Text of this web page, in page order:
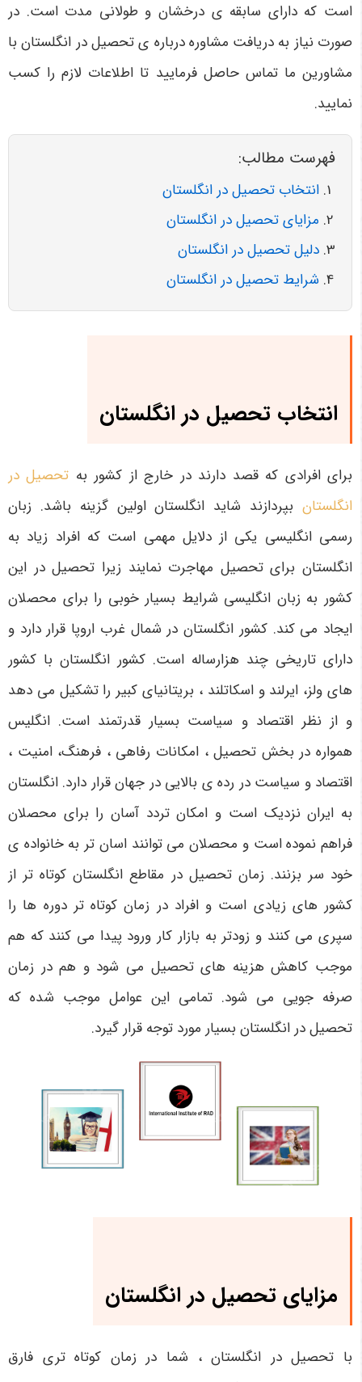
است که دارای سابقه ی درخشان و طولانی مدت است. در
صورت نیاز به دریافت مشاوره درباره ی تحصیل در انگلستان با
مشاورین ما تماس حاصل فرمایید تا اطلاعات لازم را کسب
نمایید.
فهرست مطالب:
انتخاب تحصیل در انگلستان
مزایای تحصیل در انگلستان
دلیل تحصیل در انگلستان
شرایط تحصیل در انگلستان
انتخاب تحصیل در انگلستان
برای افرادی که قصد دارند در خارج از کشور به تحصیل در
انگلستانبپردازند شاید انگلستان اولین گزینه باشد. زبان
رسمی انگلیسی یکی از دلایل مهمی است که افراد زیاد به
انگلستان برای تحصیل مهاجرت نمایند زیرا تحصیل در این
کشور به زبان انگلیسی شرایط بسیار خوبی را برای محصلان
ایجاد می کند. کشور انگلستان در شمال غرب اروپا قرار دارد و
دارای تاریخی چند هزارساله است. کشور انگلستان با کشور
های ولز، ایرلند و اسکاتلند ، بریتانیای کبیر را تشکیل می دهد
و از نظر اقتصاد و سیاست بسیار قدرتمند است. انگلیس
همواره در بخش تحصیل ، امکانات رفاهی ، فرهنگ، امنیت ،
اقتصاد و سیاست در رده ی بالایی در جهان قرار دارد. انگلستان
به ایران نزدیک است و امکان تردد آسان را برای محصلان
فراهم نموده است و محصلان می توانند اسان تر به خانواده ی
خود سر بزنند. زمان تحصیل در مقاطع انگلستان کوتاه تر از
کشور های زیادی است و افراد در زمان کوتاه تر دوره ها را
سپری می کنند و زودتر به بازار کار ورود پیدا می کنند که هم
موجب کاهش هزینه های تحصیل می شود و هم در زمان
صرفه جویی می شود. تمامی این عوامل موجب شده که
تحصیل در انگلستان بسیار مورد توجه قرار گیرد.
مزایای تحصیل در انگلستان
با تحصیل در انگلستان ، شما در زمان کوتاه تری فارق